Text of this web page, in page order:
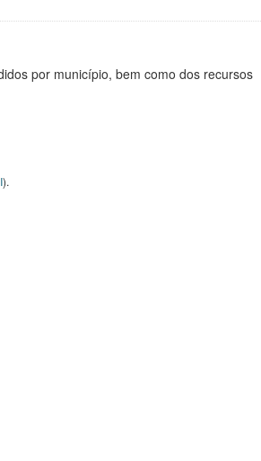
por município, bem como dos recursos
).